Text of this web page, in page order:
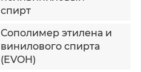
спирт
Сополимер этилена и
винилового спирта
(EVOH)